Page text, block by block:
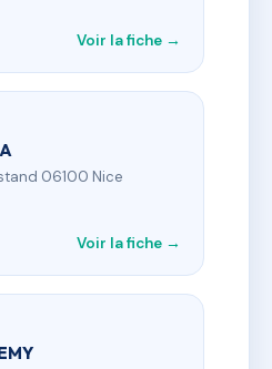
Voir la fiche →
06100 Nice
Voir la fiche →